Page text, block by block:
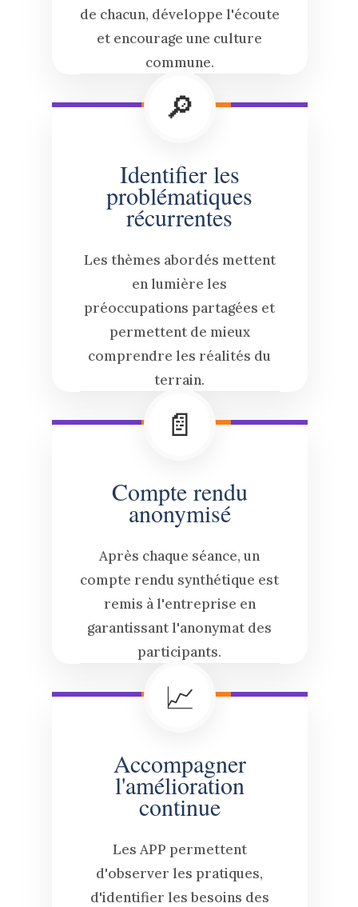
de chacun, développe l'écoute
et encourage une culture
commune.
🔎
Identifier les
problématiques
récurrentes
Les thèmes abordés mettent
en lumière les
préoccupations partagées et
permettent de mieux
comprendre les réalités du
terrain.
📄
Compte rendu
anonymisé
Après chaque séance, un
compte rendu synthétique est
remis à l'entreprise en
garantissant l'anonymat des
participants.
📈
Accompagner
l'amélioration
continue
Les APP permettent
d'observer les pratiques,
d'identifier les besoins des